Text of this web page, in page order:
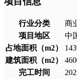
行业分类
商
项目地区
中
占地面积（m2）
建筑面积（m2）
完工时间